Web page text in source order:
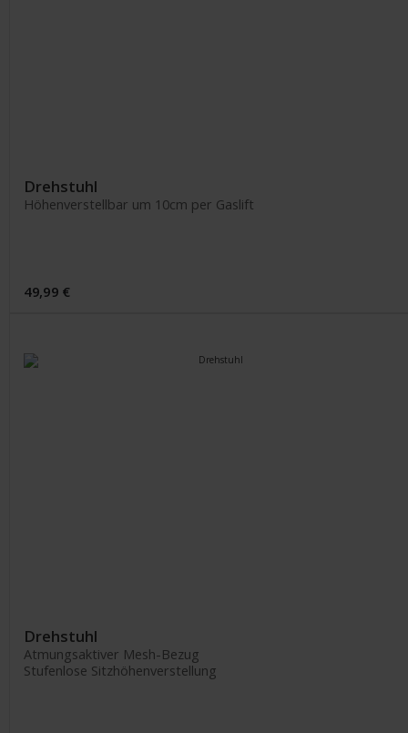
Drehstuhl
Höhenverstellbar um 10cm per Gaslift
49,99 €
Drehstuhl
Atmungsaktiver Mesh-Bezug
Stufenlose Sitzhöhenverstellung